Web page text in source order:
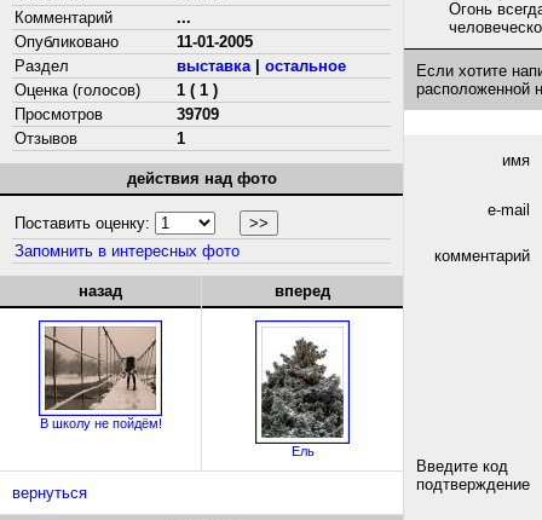
Комментарий
...
Опубликовано
11-01-2005
Раздел
выставка| остальное
Оценка (голосов)
1 ( 1 )
Просмотров
39709
Отзывов
1
действия над фото
Поставить оценку:
Запомнить в интересных фото
назад
В школу не пойдём!
вперед
Ель
вернуться
Огонь
Если хотите
расположенной
имя
e-mail
комментарий
Введите код
подтверждение